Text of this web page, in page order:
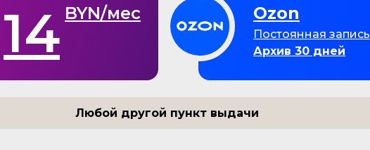
Ozon
Постоянная запись
Архив 30 дней
14 BYN/мес
Любой другой пункт выдачи